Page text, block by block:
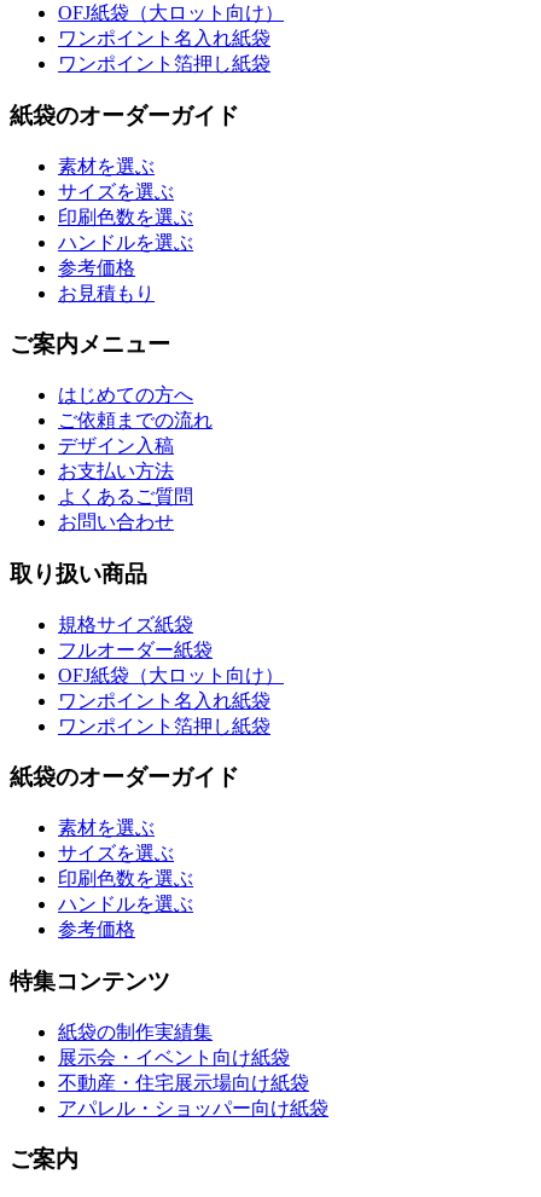
OFJ紙袋（大ロット向け）
ワンポイント名入れ紙袋
ワンポイント箔押し紙袋
紙袋のオーダーガイド
素材を選ぶ
サイズを選ぶ
印刷色数を選ぶ
ハンドルを選ぶ
参考価格
お見積もり
ご案内メニュー
はじめての方へ
ご依頼までの流れ
デザイン入稿
お支払い方法
よくあるご質問
お問い合わせ
取り扱い商品
規格サイズ紙袋
フルオーダー紙袋
OFJ紙袋（大ロット向け）
ワンポイント名入れ紙袋
ワンポイント箔押し紙袋
紙袋のオーダーガイド
素材を選ぶ
サイズを選ぶ
印刷色数を選ぶ
ハンドルを選ぶ
参考価格
特集コンテンツ
紙袋の制作実績集
展示会・イベント向け紙袋
不動産・住宅展示場向け紙袋
アパレル・ショッパー向け紙袋
ご案内